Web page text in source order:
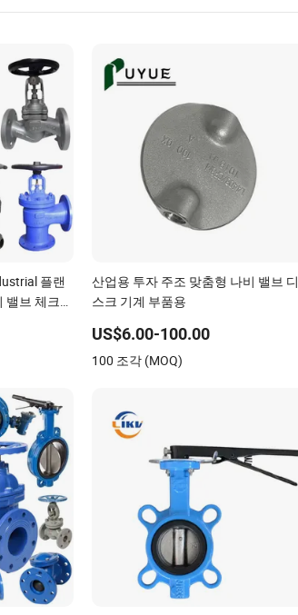
플랜
밸브 체크
산업용 투자 주조 맞춤형 나비 밸브 디
스크 기계 부품용
US$6.00-100.00
100 조각 (MOQ)